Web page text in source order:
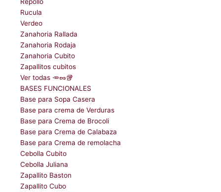
Rucula
Verdeo
Zanahoria Rallada
Zanahoria Rodaja
Zanahoria Cubito
Zapallitos cubitos
Ver todas 🥕🥜🥡
BASES FUNCIONALES
Base para Sopa Casera
Base para crema de Verduras
Base para Crema de Brocoli
Base para Crema de Calabaza
Base para Crema de remolacha
Cebolla Cubito
Cebolla Juliana
Zapallito Baston
Zapallito Cubo